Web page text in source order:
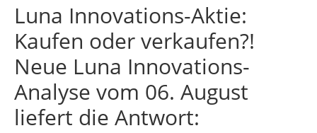
Luna Innovations-Aktie:
Kaufen oder verkaufen?!
Neue Luna Innovations-
Analyse vom 06. August
liefert die Antwort: